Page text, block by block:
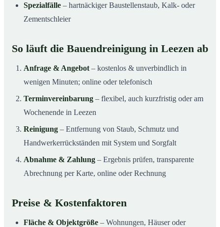
Spezialfälle – hartnäckiger Baustellenstaub, Kalk- oder
Zementschleier
So läuft die Bauendreinigung in Leezen ab
Anfrage & Angebot – kostenlos & unverbindlich in
wenigen Minuten; online oder telefonisch
Terminvereinbarung – flexibel, auch kurzfristig oder am
Wochenende in Leezen
Reinigung – Entfernung von Staub, Schmutz und
Handwerkerrückständen mit System und Sorgfalt
Abnahme & Zahlung – Ergebnis prüfen, transparente
Abrechnung per Karte, online oder Rechnung
Preise & Kostenfaktoren
Fläche & Objektgröße – Wohnungen, Häuser oder